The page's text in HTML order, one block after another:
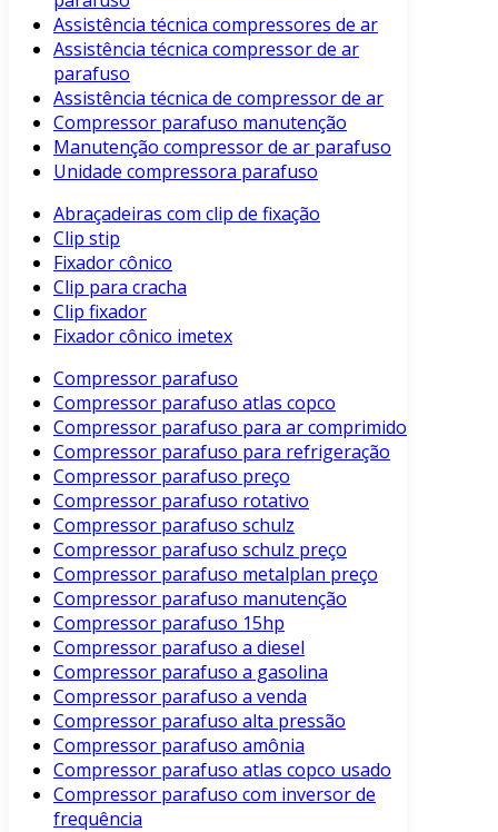
Assistência técnica compressores de ar
Assistência técnica compressor de ar
parafuso
Assistência técnica de compressor de ar
Compressor parafuso manutenção
Manutenção compressor de ar parafuso
Unidade compressora parafuso
Abraçadeiras com clip de fixação
Clip stip
Fixador cônico
Clip para cracha
Clip fixador
Fixador cônico imetex
Compressor parafuso
Compressor parafuso atlas copco
Compressor parafuso para ar comprimido
Compressor parafuso para refrigeração
Compressor parafuso preço
Compressor parafuso rotativo
Compressor parafuso schulz
Compressor parafuso schulz preço
Compressor parafuso metalplan preço
Compressor parafuso manutenção
Compressor parafuso 15hp
Compressor parafuso a diesel
Compressor parafuso a gasolina
Compressor parafuso a venda
Compressor parafuso alta pressão
Compressor parafuso amônia
Compressor parafuso atlas copco usado
Compressor parafuso com inversor de
frequência